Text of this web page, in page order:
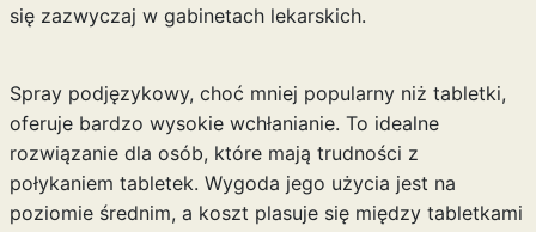
się zazwyczaj w gabinetach lekarskich.
Spray podjęzykowy, choć mniej popularny niż tabletki,
oferuje bardzo wysokie wchłanianie. To idealne
rozwiązanie dla osób, które mają trudności z
połykaniem tabletek. Wygoda jego użycia jest na
poziomie średnim, a koszt plasuje się między tabletkami